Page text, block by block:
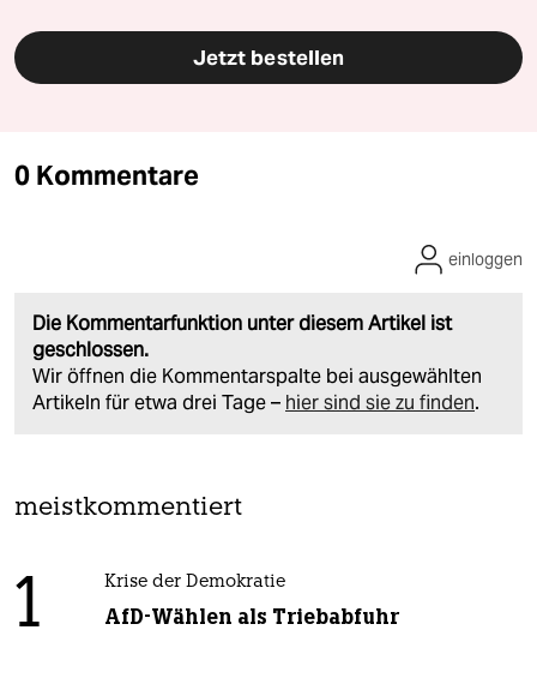
Jetzt bestellen
0 Kommentare
Die Kommentarfunktion unter diesem Artikel ist
geschlossen.
Wir öffnen die Kommentarspalte bei ausgewählten
Artikeln für etwa drei Tage – hier sind sie zu finden.
einloggen
meistkommentiert
1 Krise der Demokratie
AfD-Wählen als Triebabfuhr